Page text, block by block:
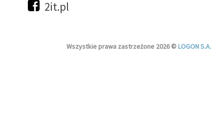
2it.pl
Wszystkie prawa zastrzeżone 2026 ©LOGON S.A.